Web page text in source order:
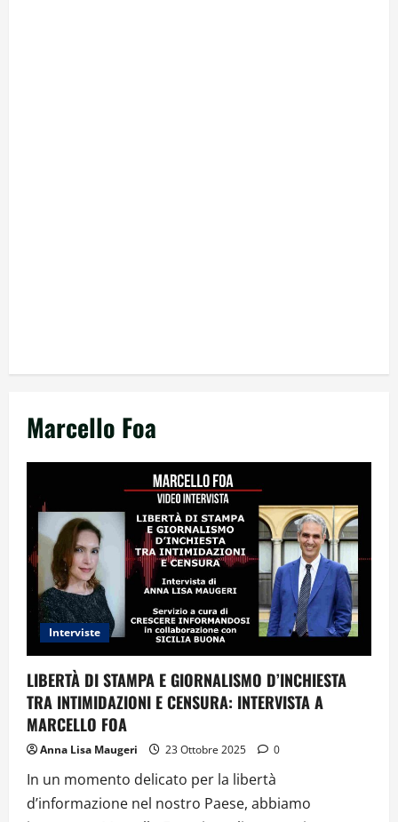
Marcello Foa
Interviste
LIBERTÀ DI STAMPA E GIORNALISMO D’INCHIESTA
TRA INTIMIDAZIONI E CENSURA: INTERVISTA A
MARCELLO FOA
Anna Lisa Maugeri 23 Ottobre 2025 0
In un momento delicato per la libertà
d’informazione nel nostro Paese, abbiamo